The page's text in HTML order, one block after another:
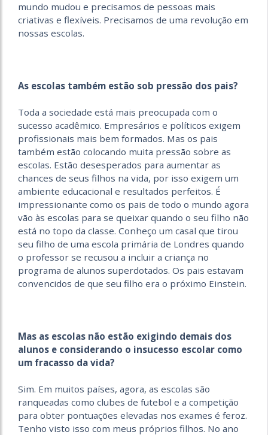
mundo mudou e precisamos de pessoas mais
criativas e flexíveis. Precisamos de uma revolução em
nossas escolas.
As escolas também estão sob pressão dos pais?
Toda a sociedade está mais preocupada com o
sucesso acadêmico. Empresários e políticos exigem
profissionais mais bem formados. Mas os pais
também estão colocando muita pressão sobre as
escolas. Estão desesperados para aumentar as
chances de seus filhos na vida, por isso exigem um
ambiente educacional e resultados perfeitos. É
impressionante como os pais de todo o mundo agora
vão às escolas para se queixar quando o seu filho não
está no topo da classe. Conheço um casal que tirou
seu filho de uma escola primária de Londres quando
o professor se recusou a incluir a criança no
programa de alunos superdotados. Os pais estavam
convencidos de que seu filho era o próximo Einstein.
Mas as escolas não estão exigindo demais dos
alunos e considerando o insucesso escolar como
um fracasso da vida?
Sim. Em muitos países, agora, as escolas são
ranqueadas como clubes de futebol e a competição
para obter pontuações elevadas nos exames é feroz.
Tenho visto isso com meus próprios filhos. No ano